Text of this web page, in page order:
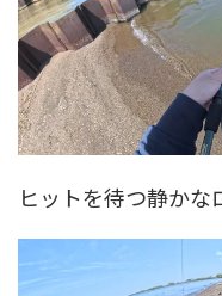
ヒットを待つ静かな